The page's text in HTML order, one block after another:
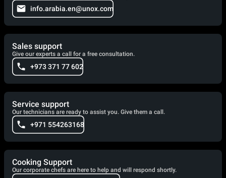
info.arabia.en@unox.com
Sales support
Give our experts a call for a free consultation.
+973 371 77 602
Service support
Our technicians are ready to assist you. Give them a call.
+971 554263168
Cooking Support
Our corporate chefs are here to help and will respond shortly.